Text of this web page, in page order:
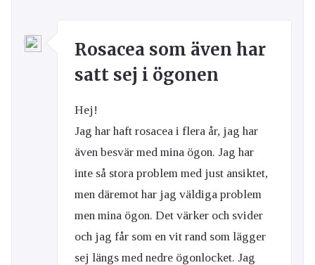
Rosacea som även har
satt sej i ögonen
Hej!
Jag har haft rosacea i flera år, jag har
även besvär med mina ögon. Jag har
inte så stora problem med just ansiktet,
men däremot har jag väldiga problem
men mina ögon. Det värker och svider
och jag får som en vit rand som lägger
sej längs med nedre ögonlocket. Jag